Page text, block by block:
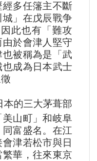
多任籓主不斷
」在戊辰戰争
此也有「難攻
於會津人堅守
被稱為是「武
成為日本武士
本的三大茅葺部
山町」和岐阜
富盛名。在江
津若松市與日
華，往來東京